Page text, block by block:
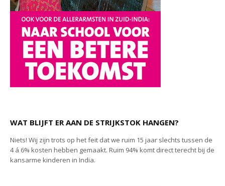
WAT BLIJFT ER AAN DE STRIJKSTOK HANGEN?
Niets! Wij zijn trots op het feit dat we ruim 15 jaar slechts tussen de
4 á 6% kosten hebben gemaakt. Ruim 94% komt direct terecht bij de
kansarme kinderen in India.